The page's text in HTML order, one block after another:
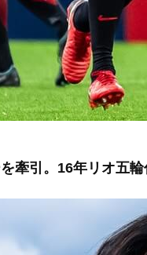
牽引。16年リオ五